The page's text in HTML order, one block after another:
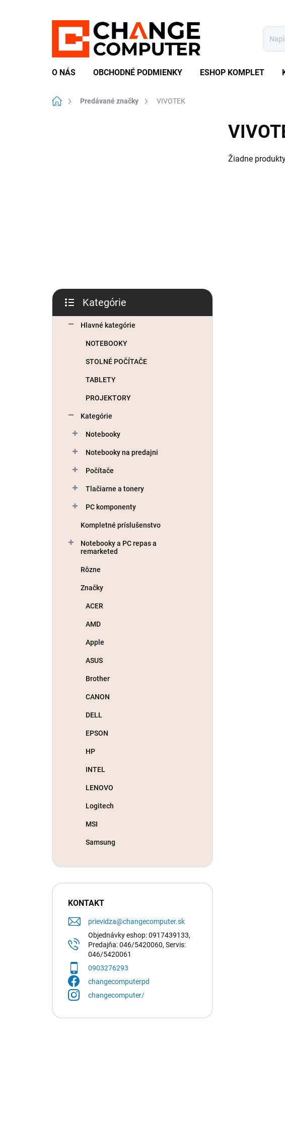
O NÁS OBCHODNÉ PODMIENKY ESHOP KOMPLET
DomovPredávané značky VIVOTEK
kategórie
Kategórie
Hlavné kategórie
NOTEBOOKY
STOLNÉ POČÍTAČE
TABLETY
PROJEKTORY
Kategórie
Notebooky
Notebooky na predajni
Počítače
Tlačiarne a tonery
PC komponenty
Kompletné príslušenstvo
Notebooky a PC repas a
remarketed
Rôzne
Značky
ACER
AMD
Apple
ASUS
Brother
CANON
DELL
EPSON
HP
INTEL
LENOVO
Logitech
MSI
Samsung
KONTAKT
prievidza@changecomputer.sk
Objednávky eshop: 0917439133,
Predajňa: 046/5420060, Servis:
046/5420061
0903276293
changecomputerpd
changecomputer/
Žiadne